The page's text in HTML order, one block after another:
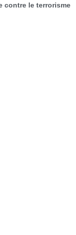
contre le terrorisme